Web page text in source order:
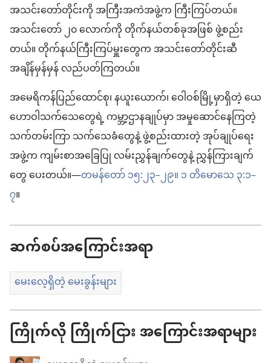
အသင်းတော်တိုင်းကို အကြီးအကဲအဖွဲ့က ကြီးကြပ်တယ်။
အသင်းတော် ၂၀ လောက်ကို တိုက်နယ်တစ်ခုအဖြစ် ဖွဲ့စည်း
တယ်။ တိုက်နယ်ကြီးကြပ်မှူးတွေက အသင်းတော်တိုင်းဆီ
အချိန်မှန်မှန် လည်ပတ်ကြတယ်။
အမေရိကန်ပြည်ထောင်စု၊ နယူးယောက်၊ ဝေါဝစ်မြို့မှာရှိတဲ့ ယေ
ဟောဝါသက်သေတွေရဲ့ ကမ္ဘာ့ဌာနချုပ်မှာ အမှုဆောင်နေကြတဲ့
သက်တမ်းကြာ သက်သေခံတွေနဲ့ ဖွဲ့စည်းထားတဲ့ အုပ်ချုပ်ရေး
အဖွဲ့က ကျမ်းစာအခြေပြု လမ်းညွှန်ချက်တွေနဲ့ ညွှန်ကြားချက်
တွေ ပေးတယ်။—တမန်တော် ၁၅:၂၃–၂၉။၁ တိမောသေ ၃:၁–
၇။
ဆက်စပ်အကြောင်းအရာ
မေးလေ့ရှိတဲ့ မေးခွန်းများ
ကြိုက်လို ကြိုက်ငြား အကြောင်းအရာများ